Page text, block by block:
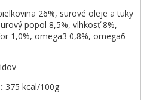
26%, surové oleje a tuky
popol 8,5%, vlhkosť 8%,
1,0%, omega3 0,8%, omega6
375 kcal/100g